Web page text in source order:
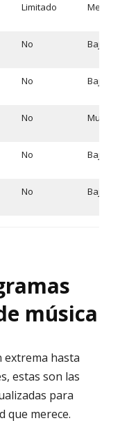
Limitado Medio
No Bajo
No Bajo
No Muy
No Bajo
No Bajo
música
extrema hasta
estas son las
para
que merece.